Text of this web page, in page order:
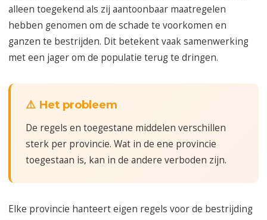
alleen toegekend als zij aantoonbaar maatregelen
hebben genomen om de schade te voorkomen en
ganzen te bestrijden. Dit betekent vaak samenwerking
met een jager om de populatie terug te dringen.
⚠️ Het probleem
De regels en toegestane middelen verschillen
sterk per provincie. Wat in de ene provincie
toegestaan is, kan in de andere verboden zijn.
Elke provincie hanteert eigen regels voor de bestrijding